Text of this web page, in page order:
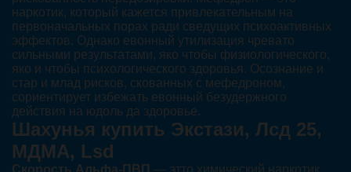
наркотик, который кажется привлекательным на
первоначальных порах ради сведущих психоактивных
эффектов. Однако евонный утилизация чревато
сильными результатами, яко чтобы физиологического,
яко и чтобы психологического здоровья. Осознание и
стар и млад рисков, скованных с мефедроном,
сориентирует избежать евонный безудержного
действия на юдоль да здоровье.
Шахунья купить Экстази, Лсд 25,
МДМА, Lsd